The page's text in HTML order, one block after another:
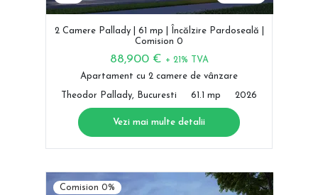
2 Camere Pallady | 61 mp | Încălzire Pardoseală |
Comision 0
88,900 € + 21% TVA
Apartament cu 2 camere de vânzare
Theodor Pallady, Bucuresti 61.1 mp 2026
Vezi mai multe detalii
Comision 0%